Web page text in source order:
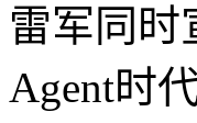
雷军同时
Agent时